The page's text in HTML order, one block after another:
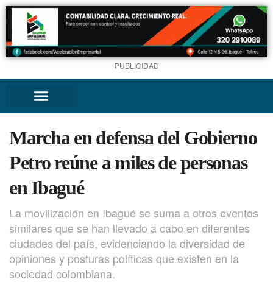
PUBLICIDAD
Marcha en defensa del Gobierno
Petro reúne a miles de personas
en Ibagué
La movilización en Ibagué se suma a otros eventos
similares que se han llevado a cabo en diferentes
ciudades del país, evidenciando la diversidad de
opiniones y posturas políticas que existen en la
sociedad colombiana.